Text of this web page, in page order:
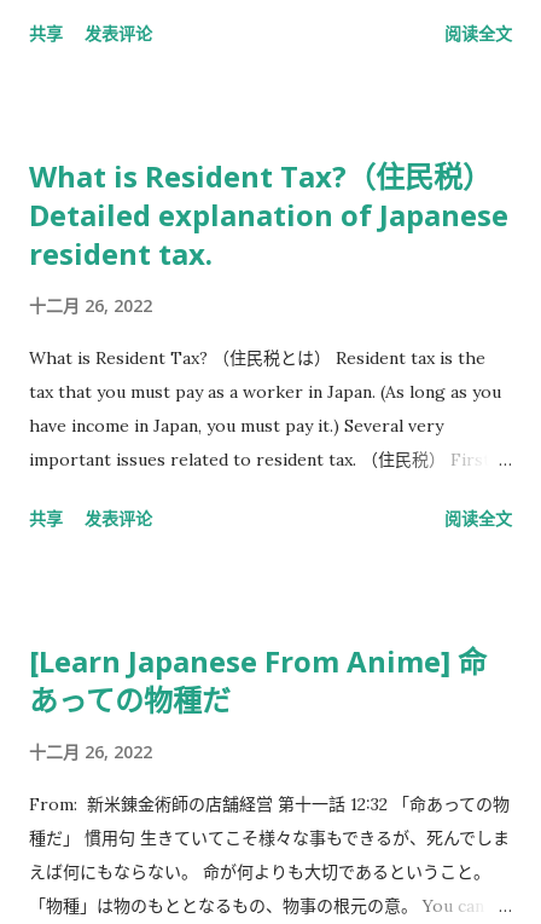
consumables such as bills. In Family Mart, it refers to
共享 发表评论 阅读全文
What is Resident Tax?（住民税）
Detailed explanation of Japanese
resident tax.
十二月 26, 2022
What is Resident Tax? （住民税とは） Resident tax is the
tax that you must pay as a worker in Japan. (As long as you
have income in Japan, you must pay it.) Several very
important issues related to resident tax. （住民税） First,
your income in the previous yea r and paid this year . In
be taxed. The resident tax can be collected from you in two
ways: one is directly deducted from your salary. You may
for more details: 外国人の方の個人住民税について -
https://www.soumu.go.jp/main_sosiki/jichi_zeisei/czaise
i/czaisei_seido/individual-inhabitant-tax.html But there
will be a complex issue: The situation will change if you
come to Japan as an international student. International
共享 发表评论 阅读全文
[Learn Japanese From Anime] 命
あっての物種だ
十二月 26, 2022
From: 新米錬金術師の店舗経営 第十一話 12:32 「命あっての物
種だ」 慣用句 生きていてこそ様々な事もできるが、死んでしま
えば何にもならない。 命が何よりも大切であるということ。
「物種」は物のもととなるもの、物事の根元の意。 You can do